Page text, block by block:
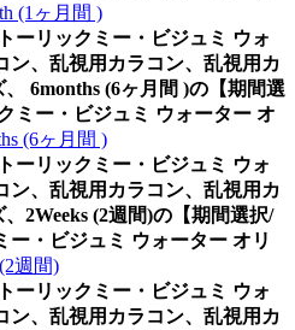
(1ヶ月間 )
ーリックミー・ビジュミ ウォ
ン、乱視用カラコン、乱視用カ
6months (6ヶ月間 )の【期間選
ミー・ビジュミ ウォーター オ
(6ヶ月間 )
ーリックミー・ビジュミ ウォ
ン、乱視用カラコン、乱視用カ
2Weeks (2週間)の【期間選択/
ー・ビジュミ ウォーター オリ
週間)
ーリックミー・ビジュミ ウォ
ン、乱視用カラコン、乱視用カ